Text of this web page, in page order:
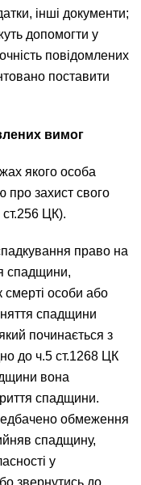
інші документи;
допомогти у
повідомлених
поставити
вимог
якого особа
про захист свого
ст.256 ЦК).
право на
спадщини,
смерті особи або
спадщини
починається з
до ч.5 ст.1268 ЦК
вона
спадщини.
обмеження
спадщину,
у
звернутись до